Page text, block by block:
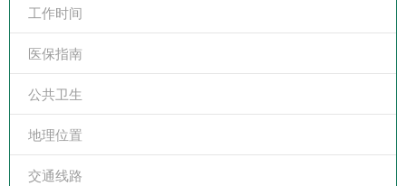
工作时间
医保指南
公共卫生
地理位置
交通线路